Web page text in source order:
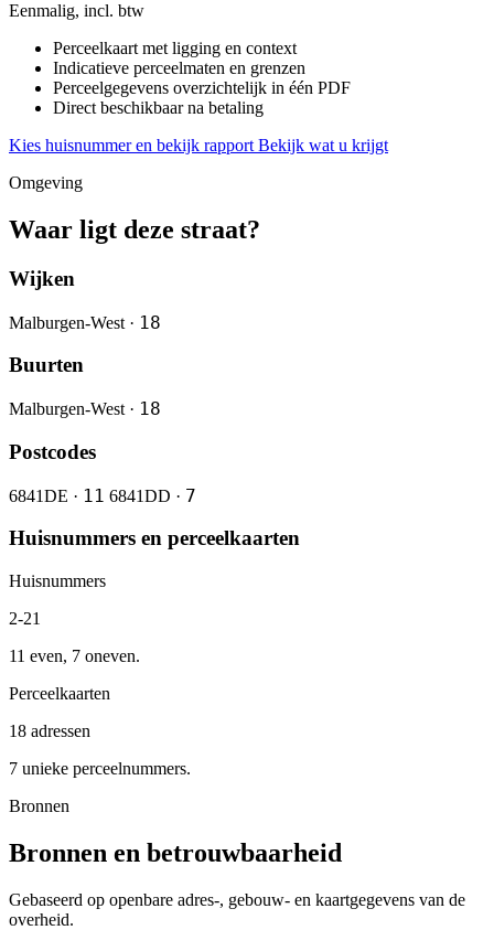
Eenmalig, incl. btw
Perceelkaart met ligging en context
Indicatieve perceelmaten en grenzen
Perceelgegevens overzichtelijk in één PDF
Direct beschikbaar na betaling
Kies huisnummer en bekijk rapport Bekijk wat u krijgt
Omgeving
Waar ligt deze straat?
Wijken
Malburgen-West · 18
Buurten
Malburgen-West · 18
Postcodes
6841DE · 11 6841DD · 7
Huisnummers en perceelkaarten
Huisnummers
2-21
11 even, 7 oneven.
Perceelkaarten
18 adressen
7 unieke perceelnummers.
Bronnen
Bronnen en betrouwbaarheid
Gebaseerd op openbare adres-, gebouw- en kaartgegevens van de
overheid.